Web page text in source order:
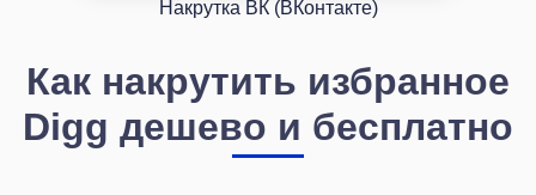
Накрутка ВК (ВКонтакте)
Как накрутить избранное
Digg дешево и бесплатно